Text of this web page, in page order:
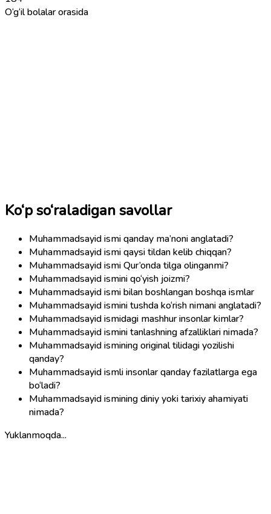
O‘g‘il bolalar orasida
Ko‘p so‘raladigan savollar
Muhammadsayid ismi qanday ma’noni anglatadi?
Muhammadsayid ismi qaysi tildan kelib chiqqan?
Muhammadsayid ismi Qur’onda tilga olinganmi?
Muhammadsayid ismini qo‘yish joizmi?
Muhammadsayid ismi bilan boshlangan boshqa ismlar
Muhammadsayid ismini tushda ko‘rish nimani anglatadi?
Muhammadsayid ismidagi mashhur insonlar kimlar?
Muhammadsayid ismini tanlashning afzalliklari nimada?
Muhammadsayid ismining original tilidagi yozilishi
qanday?
Muhammadsayid ismli insonlar qanday fazilatlarga ega
bo‘ladi?
Muhammadsayid ismining diniy yoki tarixiy ahamiyati
nimada?
Yuklanmoqda...